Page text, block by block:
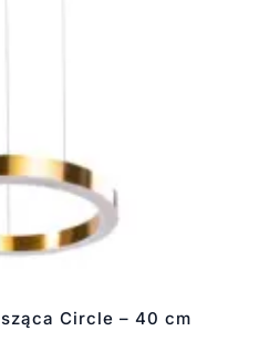
Circle – 40 cm